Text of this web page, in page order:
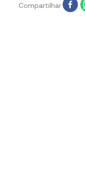
Compartilhar